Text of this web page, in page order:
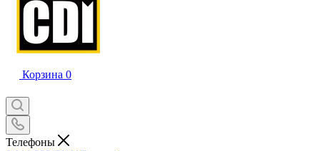
Корзина 0
Телефоны